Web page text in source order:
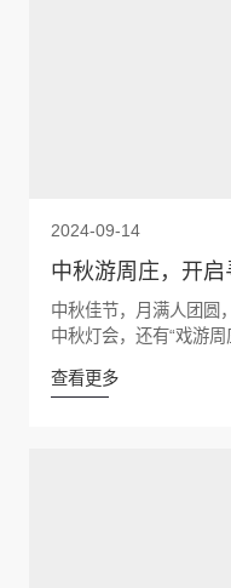
2024-09-14
中秋游周庄，开启
中秋佳节，月满人团圆
中秋灯会，还有“戏游周
查看更多